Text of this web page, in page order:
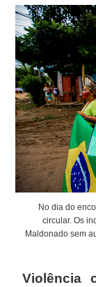
No dia do
circular. Os
Maldonado sem
Violência